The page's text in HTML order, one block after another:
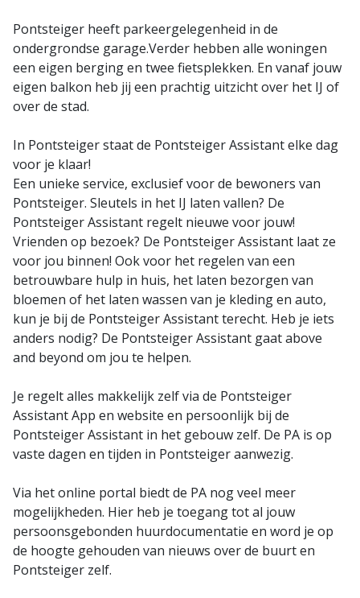
Pontsteiger heeft parkeergelegenheid in de
ondergrondse garage.Verder hebben alle woningen
een eigen berging en twee fietsplekken. En vanaf jouw
eigen balkon heb jij een prachtig uitzicht over het IJ of
over de stad.
In Pontsteiger staat de Pontsteiger Assistant elke dag
voor je klaar!
Een unieke service, exclusief voor de bewoners van
Pontsteiger. Sleutels in het IJ laten vallen? De
Pontsteiger Assistant regelt nieuwe voor jouw!
Vrienden op bezoek? De Pontsteiger Assistant laat ze
voor jou binnen! Ook voor het regelen van een
betrouwbare hulp in huis, het laten bezorgen van
bloemen of het laten wassen van je kleding en auto,
kun je bij de Pontsteiger Assistant terecht. Heb je iets
anders nodig? De Pontsteiger Assistant gaat above
and beyond om jou te helpen.
Je regelt alles makkelijk zelf via de Pontsteiger
Assistant App en website en persoonlijk bij de
Pontsteiger Assistant in het gebouw zelf. De PA is op
vaste dagen en tijden in Pontsteiger aanwezig.
Via het online portal biedt de PA nog veel meer
mogelijkheden. Hier heb je toegang tot al jouw
persoonsgebonden huurdocumentatie en word je op
de hoogte gehouden van nieuws over de buurt en
Pontsteiger zelf.